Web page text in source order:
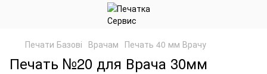
Печати Базові Врачам Печать 40 мм Врачу
Печать №20 для Врача 30мм